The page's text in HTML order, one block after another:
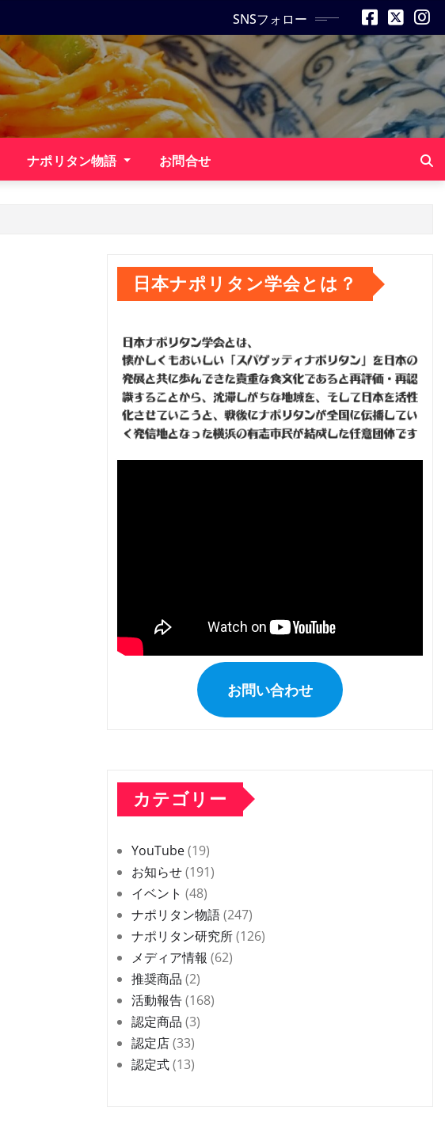
SNSフォロー
ナポリタン物語 お問合せ
日本ナポリタン学会とは？
お問い合わせ
カテゴリー
YouTube(19)
お知らせ(191)
イベント (48)
ナポリタン物語(247)
ナポリタン研究所(126)
メディア情報 (62)
推奨商品 (2)
活動報告(168)
認定商品 (3)
認定店(33)
認定式(13)